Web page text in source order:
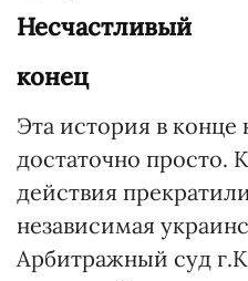
Несчастливый
конец
Эта история в конце
достаточно просто.
действия
независимая
Арбитражный суд